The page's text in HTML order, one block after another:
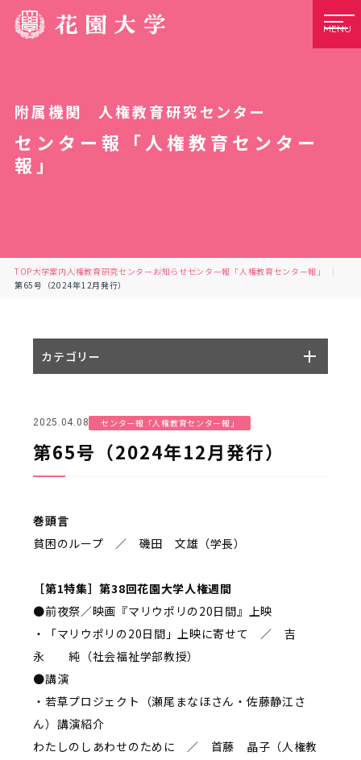
MENU
附属機関 人権教育研究センター
センター報「人権教育センター
報」
TOP大学案内人権教育研究センター お知らせセンター報「人権教育センター報」
第65号（2024年12月発行）
2025.04.08 センター報「人権教育センター報」
第65号（2024年12月発行）
巻頭言
貧困のループ ／ 磯田 文雄（学長）
［第1特集］第38回花園大学人権週間
●前夜祭／映画『マリウポリの20日間』上映
・「マリウポリの20日間」上映に寄せて ／ 吉
永 純（社会福祉学部教授）
●講演
・若草プロジェクト（瀬尾まなほさん・佐藤静江さ
ん）講演紹介
わたしのしあわせのために ／ 首藤 晶子（人権教
カテゴリー